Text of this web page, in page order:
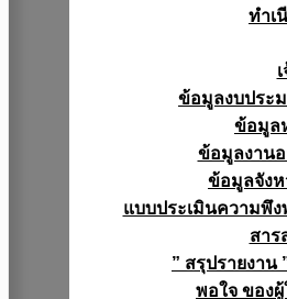
ทำเ
ข้อมูลงบประม
ข้อมูล
ข้อมูลงาน
ข้อมูลจัง
แบบประเมินความพึ
สาร
” สรุปรายงาน
พอใจ ของ